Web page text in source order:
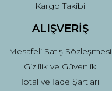
Gönder
Kargo Takibi
ALIŞVERİŞ
Mesafeli Satış Sözleşmesi
Gizlilik ve Güvenlik
İptal ve İade Şartları